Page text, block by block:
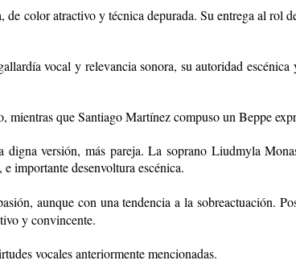
color atractivo y técnica depurada. Su entrega al rol
vocal y rele­vancia sonora, su autoridad
que Santiago Martínez compuso un Beppe
versión, más pareja. La soprano Liudmyla
importante desenvoltura escénica.
aunque con una tendencia a la sobreactuación.
y convincente.
vocales anteriormente mencionadas.